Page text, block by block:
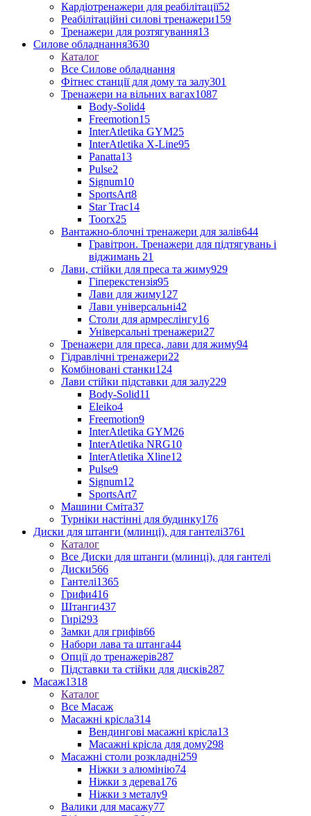
Кардіотренажери для реабілітації52
Реабілітаційні силові тренажери159
Тренажери для розтягування13
Силове обладнання3630
Каталог
Все Силове обладнання
Фітнес станції для дому та залу301
Тренажери на вільних вагах1087
Body-Solid4
Freemotion15
InterAtletika GYM25
InterAtletika X-Line95
Panatta13
Pulse2
Signum10
SportsArt8
Star Trac14
Toorx25
Вантажно-блочні тренажери для залів644
Гравітрон. Тренажери для підтягувань і
віджимань 21
Лави, стійки для преса та жиму929
Гіперекстензія95
Лави для жиму127
Лави універсальні42
Столи для армреслінгу16
Універсальні тренажери27
Тренажери для преса, лави для жиму94
Гідравлічні тренажери22
Комбіновані станки124
Лави стійки підставки для залу229
Body-Solid11
Eleiko4
Freemotion9
InterAtletika GYM26
InterAtletika NRG10
InterAtletika Xline12
Pulse9
Signum12
SportsArt7
Машини Сміта37
Турніки настінні для будинку176
Диски для штанги (млинці), для гантелі3761
Каталог
Все Диски для штанги (млинці), для гантелі
Диски566
Гантелі1365
Грифи416
Штанги437
Гирі293
Замки для грифів66
Набори лава та штанга44
Опції до тренажерів287
Підставки та стійки для дисків287
Масаж1318
Каталог
Все Масаж
Масажні крісла314
Вендингові масажні крісла13
Масажні крісла для дому298
Масажні столи розкладні259
Ніжки з алюмінію74
Ніжки з дерева176
Ніжки з металу9
Валики для масажу77